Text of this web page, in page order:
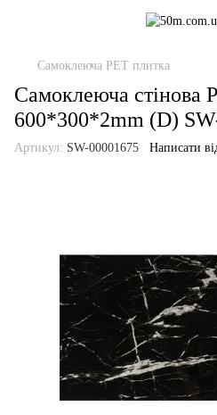
Самоклеюча PET плитка
Самоклеюча стінова
600*300*2mm (D)
Артикул: SW-00001675 Написати